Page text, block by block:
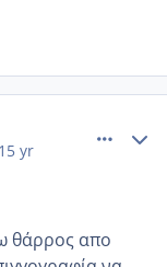
yr
θάρρος απο